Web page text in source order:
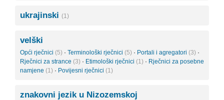
ukrajinski (1)
velški
Opći rječnici (5) · Terminološki rječnici (5) · Portali i agregatori (3) ·
Rječnici za strance (3) · Etimološki rječnici (1) · Rječnici za posebne
namjene (1) · Povijesni rječnici (1)
znakovni jezik u Nizozemskoj